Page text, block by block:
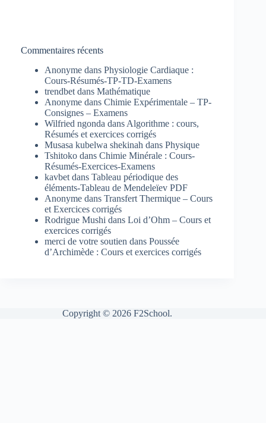
Commentaires récents
Anonyme dans Physiologie Cardiaque :
Cours-Résumés-TP-TD-Examens
trendbet dans Mathématique
Anonyme dans Chimie Expérimentale – TP-
Consignes – Examens
Wilfried ngonda dans Algorithme : cours,
Résumés et exercices corrigés
Musasa kubelwa shekinah dans Physique
Tshitoko dans Chimie Minérale : Cours-
Résumés-Exercices-Examens
kavbet dans Tableau périodique des
éléments-Tableau de Mendeleïev PDF
Anonyme dans Transfert Thermique – Cours
et Exercices corrigés
Rodrigue Mushi dans Loi d’Ohm – Cours et
exercices corrigés
merci de votre soutien dans Poussée
d’Archimède : Cours et exercices corrigés
Copyright © 2026 F2School.